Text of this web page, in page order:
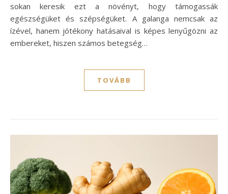
sokan keresik ezt a növényt, hogy támogassák
egészségüket és szépségüket. A galanga nemcsak az
ízével, hanem jótékony hatásaival is képes lenyűgözni az
embereket, hiszen számos betegség…
TOVÁBB